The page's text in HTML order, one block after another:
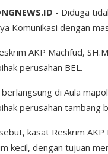
- Diduga
Komunikasi dengan
AKP Machfud,
perusahan BEL.
di Aula
perusahan tambang
kasat Reskrim
kecil, dengan tujuan